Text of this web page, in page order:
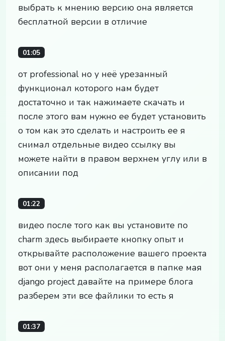
выбрать к мнению версию она является
бесплатной версии в отличие
01:05
от professional но у неё урезанный
функционал которого нам будет
достаточно и так нажимаете скачать и
после этого вам нужно ее будет установить
о том как это сделать и настроить ее я
снимал отдельные видео ссылку вы
можете найти в правом верхнем углу или в
описании под
01:22
видео после того как вы установите по
charm здесь выбираете кнопку опыт и
открывайте расположение вашего проекта
вот они у меня располагается в папке мая
django project давайте на примере блога
разберем эти все файлики то есть я
01:37